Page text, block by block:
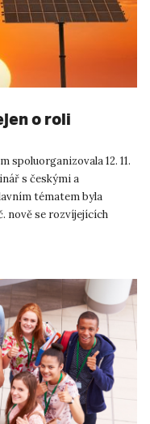
o roli
spoluorganizovala 12. 11.
s českými a
tématem byla
nově se rozvíjejících